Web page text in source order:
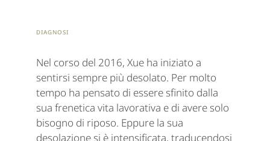
Diagnosi
Nel corso del 2016, Xue ha iniziato a
sentirsi sempre più desolato. Per molto
tempo ha pensato di essere sfinito dalla
sua frenetica vita lavorativa e di avere solo
bisogno di riposo. Eppure la sua
desolazione si è intensificata, traducendosi